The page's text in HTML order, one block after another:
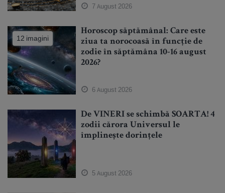
7 August 2026
12 imagini
Horoscop săptămânal: Care este
ziua ta norocoasă în funcție de
zodie în săptămâna 10-16 august
2026?
6 August 2026
De VINERI se schimbă SOARTA! 4
zodii cărora Universul le
împlinește dorințele
5 August 2026